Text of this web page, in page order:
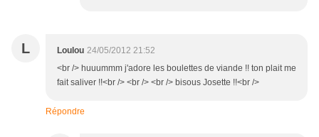
L Loulou 24/05/2012 21:52
<br /> huuummm j'adore les boulettes de viande !! ton plait me
fait saliver !!<br /> <br /> <br /> bisous Josette !!<br />
Répondre